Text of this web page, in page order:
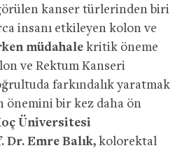
kanser türlerinden biri
insanı etkileyen kolon ve
müdahale kritik öneme
ve Rektum Kanseri
farkındalık yaratmak
önemini bir kez daha ön
Üniversitesi
Dr. Emre Balık, kolorektal